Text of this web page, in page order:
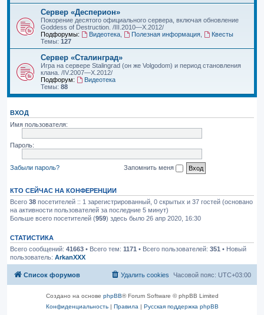
Сервер «Десперион»
Покорение десятого официального сервера, включая обновление
Goddess of Destruction. /III.2010—X.2012/
Подфорумы:
Видеотека, Полезная информация,
Квесты
Темы: 127
Сервер «Сталинград»
Игра на сервере Stalingrad (он же Volgodom) и период становления
клана. /IV.2007—X.2012/
Подфорум:
Видеотека
Темы: 88
ВХОД
Имя пользователя:
Пароль:
Забыли пароль? Запомнить меня
КТО СЕЙЧАС НА КОНФЕРЕНЦИИ
Всего 38 посетителей :: 1 зарегистрированный, 0 скрытых и 37 гостей (основано
на активности пользователей за последние 5 минут)
Больше всего посетителей (959) здесь было 26 апр 2020, 16:30
СТАТИСТИКА
Всего сообщений: 41663 • Всего тем: 1171 • Всего пользователей: 351 • Новый
пользователь: ArkanXXX
Список форумов Часовой пояс: UTC+03:00
Удалить cookies
Создано на основе phpBB® Forum Software © phpBB Limited
Конфиденциальность| Правила | Русская поддержка phpBB